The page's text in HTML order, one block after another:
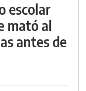
escolar
mató al
antes de